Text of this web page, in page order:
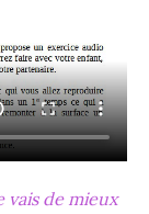
vais de mieux